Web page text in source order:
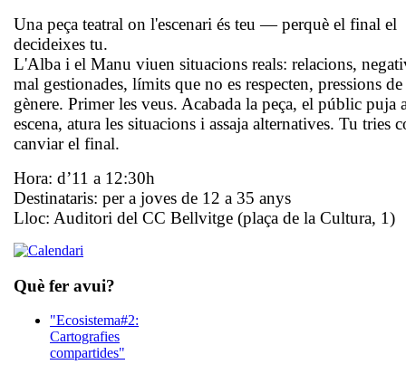
Una peça teatral on l'escenari és teu — perquè el final el
decideixes tu.
L'Alba i el Manu viuen situacions reals: relacions,
mal gestionades, límits que no es respecten, pressions de
gènere. Primer les veus. Acabada la peça, el públic puja
escena, atura les situacions i assaja alternatives. Tu tries
canviar el final.
Hora: d’11 a 12:30h
Destinataris: per a joves de 12 a 35 anys
Lloc: Auditori del CC Bellvitge (plaça de la Cultura, 1)
Què fer avui?
"Ecosistema#2:
Cartografies
compartides"